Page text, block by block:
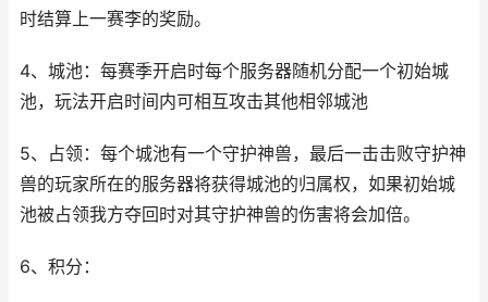
时结算上一赛李的奖励。
4、城池：每赛季开启时每个服务器随机分配一个初始城
池，玩法开启时间内可相互攻击其他相邻城池
5、占领：每个城池有一个守护神兽，最后一击击败守护神
兽的玩家所在的服务器将获得城池的归属权，如果初始城
池被占领我方夺回时对其守护神兽的伤害将会加倍。
6、积分：